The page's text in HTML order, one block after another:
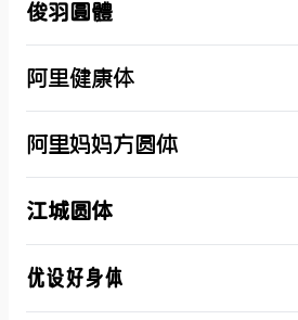
俊羽圓體
阿里健康体
阿里妈妈方圆体
江城圆体
优设好身体